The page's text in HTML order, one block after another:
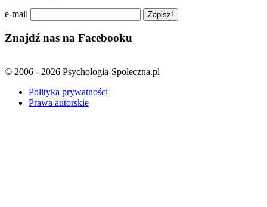
e-mail
Znajdź nas na Facebooku
© 2006 - 2026 Psychologia-Spoleczna.pl
Polityka prywatności
Prawa autorskie